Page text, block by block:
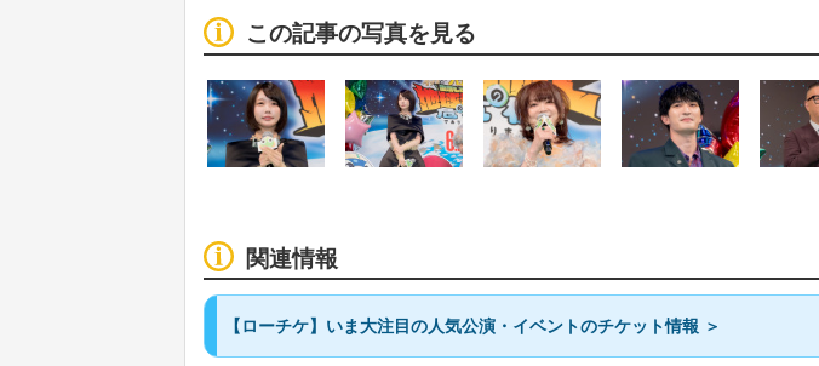
この記事の写真を見る
関連情報
【ローチケ】いま大注目の人気公演・イベントのチケット情報 ＞